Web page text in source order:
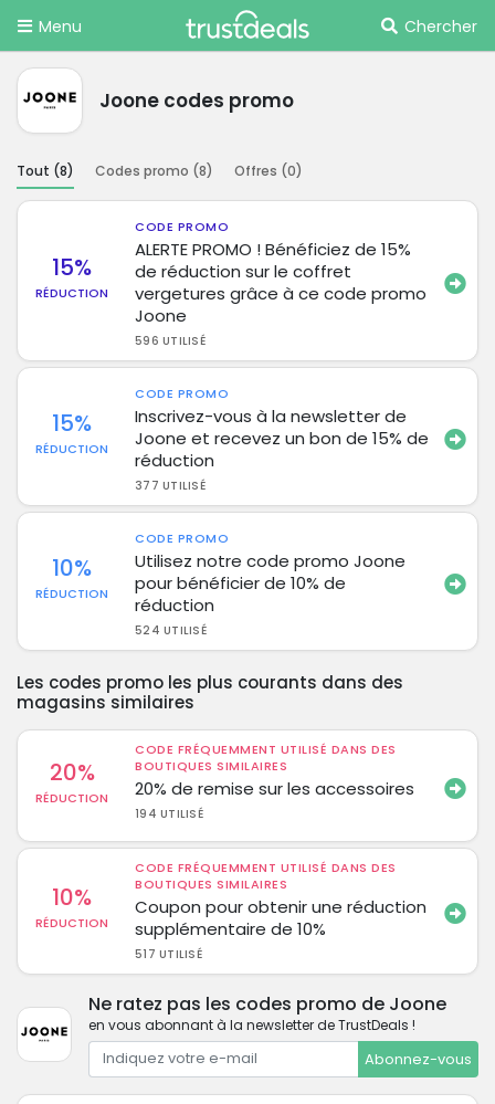
Menu Chercher
Joone codes promo
Tout (8) Codes promo (8) Offres (0)
15%
RÉDUCTION
CODE PROMO
ALERTE PROMO ! Bénéficiez de 15%
de réduction sur le coffret
vergetures grâce à ce code promo
Joone
596 UTILISÉ
15%
RÉDUCTION
CODE PROMO
Inscrivez-vous à la newsletter de
Joone et recevez un bon de 15% de
réduction
377 UTILISÉ
10%
RÉDUCTION
CODE PROMO
Utilisez notre code promo Joone
pour bénéficier de 10% de
réduction
524 UTILISÉ
Les codes promo les plus courants dans des
magasins similaires
20%
RÉDUCTION
CODE FRÉQUEMMENT UTILISÉ DANS DES
BOUTIQUES SIMILAIRES
20% de remise sur les accessoires
194 UTILISÉ
10%
RÉDUCTION
CODE FRÉQUEMMENT UTILISÉ DANS DES
BOUTIQUES SIMILAIRES
Coupon pour obtenir une réduction
supplémentaire de 10%
517 UTILISÉ
Ne ratez pas les codes promo de Joone
en vous abonnant à la newsletter de TrustDeals !
Abonnez-vous